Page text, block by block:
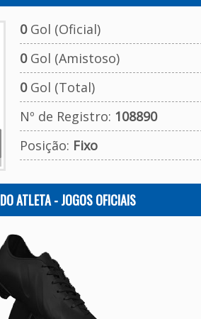
0Gol (Oficial)
0Gol (Amistoso)
0Gol (Total)
Nº de Registro: 108890
Posição: Fixo
ATLETA - JOGOS OFICIAIS